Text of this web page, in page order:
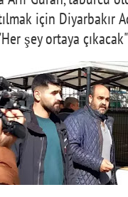
için Diyarbakır
şey ortaya